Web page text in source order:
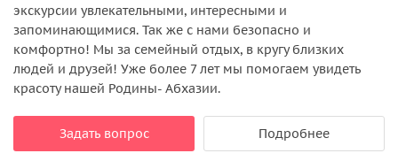
экскурсии увлекательными, интересными и
запоминающимися. Так же с нами безопасно и
комфортно! Мы за семейный отдых, в кругу близких
людей и друзей! Уже более 7 лет мы помогаем увидеть
красоту нашей Родины- Абхазии.
Задать вопрос Подробнее